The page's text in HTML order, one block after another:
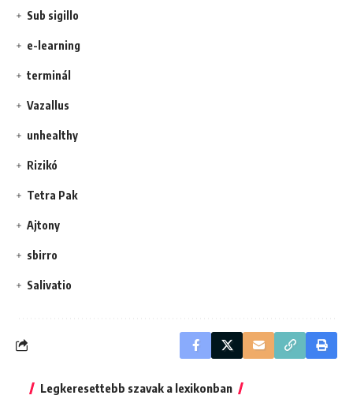
Sub sigillo
e-learning
terminál
Vazallus
unhealthy
Rizikó
Tetra Pak
Ajtony
sbirro
Salivatio
Legkeresettebb szavak a lexikonban